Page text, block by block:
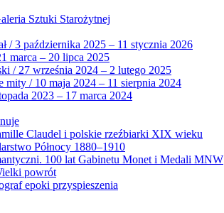
Sztuki Starożytnej
/ 3 października 2025 – 11 stycznia 2026
marca – 20 lipca 2025
/ 27 września 2024 – 2 lutego 2025
mity / 10 maja 2024 – 11 sierpnia 2024
2023 – 17 marca 2024
Claudel i polskie rzeźbiarki XIX wieku
Północy 1880–1910
100 lat Gabinetu Monet i Medali MNW
powrót
epoki przyspieszenia